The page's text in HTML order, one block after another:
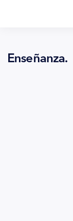
Enseñanza.